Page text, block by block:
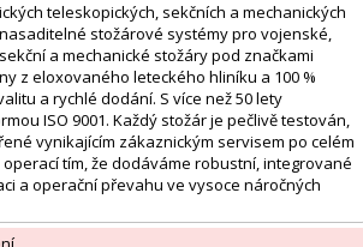
teleskopických, sekčních a mechanických
stožárové systémy pro vojenské,
a mechanické stožáry pod značkami
z eloxovaného leteckého hliníku a 100 %
a rychlé dodání. S více než 50 lety
ISO 9001. Každý stožár je pečlivě testován,
vynikajícím zákaznickým servisem po celém
tím, že dodáváme robustní, integrované
a operační převahu ve vysoce náročných